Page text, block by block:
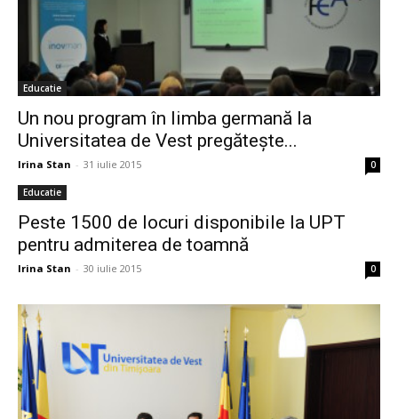
Educatie
Un nou program în limba germană la
Universitatea de Vest pregătește...
Irina Stan - 31 iulie 2015 0
Educatie
Peste 1500 de locuri disponibile la UPT
pentru admiterea de toamnă
Irina Stan - 30 iulie 2015 0